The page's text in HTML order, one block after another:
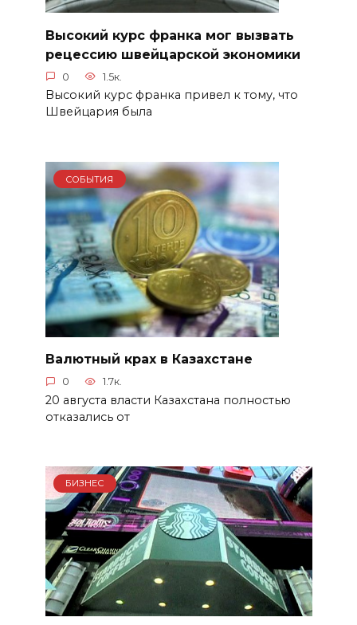
Высокий курс франка мог вызвать
рецессию швейцарской экономики
0 1.5к.
Высокий курс франка привел к тому, что
Швейцария была
СОБЫТИЯ
Валютный крах в Казахстане
0 1.7к.
20 августа власти Казахстана полностью
отказались от
БИЗНЕС